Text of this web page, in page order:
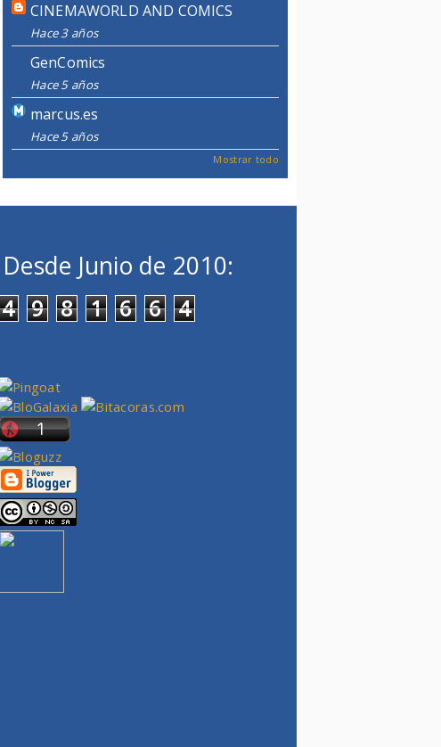
CINEMAWORLD AND COMICS
Hace 3 años
GenComics
Hace 5 años
marcus.es
Hace 5 años
Mostrar todo
Desde Junio de 2010:
4 9 8 1 6 6 4